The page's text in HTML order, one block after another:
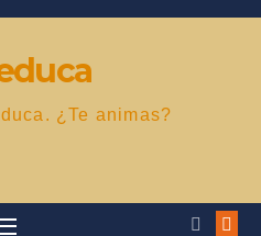
¿Te animas?